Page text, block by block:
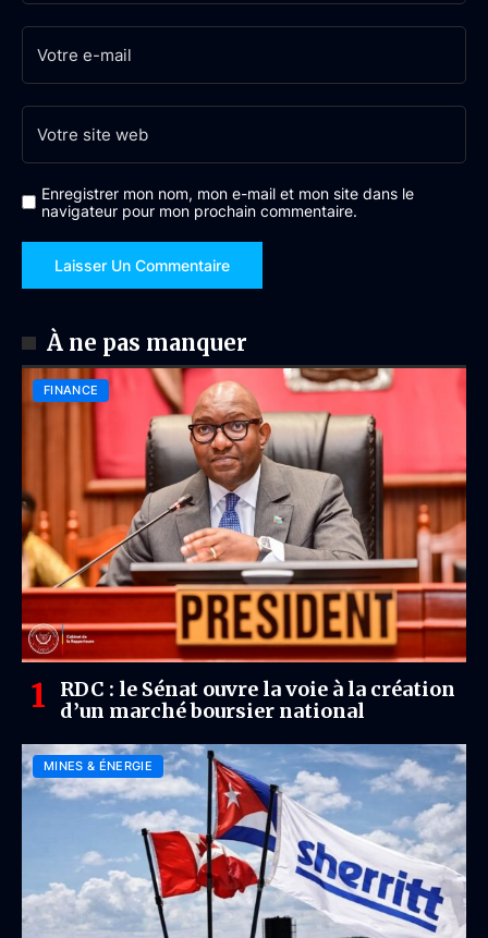
Enregistrer mon nom, mon e-mail et mon site dans le
navigateur pour mon prochain commentaire.
À ne pas manquer
FINANCE
RDC : le Sénat ouvre la voie à la création
d’un marché boursier national
MINES & ÉNERGIE